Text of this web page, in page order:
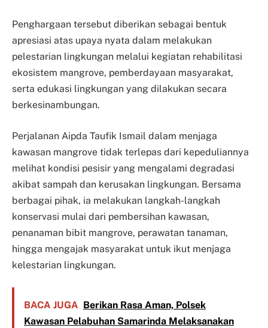
Penghargaan tersebut diberikan sebagai bentuk
apresiasi atas upaya nyata dalam melakukan
pelestarian lingkungan melalui kegiatan rehabilitasi
ekosistem mangrove, pemberdayaan masyarakat,
serta edukasi lingkungan yang dilakukan secara
berkesinambungan.
Perjalanan Aipda Taufik Ismail dalam menjaga
kawasan mangrove tidak terlepas dari kepeduliannya
melihat kondisi pesisir yang mengalami degradasi
akibat sampah dan kerusakan lingkungan. Bersama
berbagai pihak, ia melakukan langkah-langkah
konservasi mulai dari pembersihan kawasan,
penanaman bibit mangrove, perawatan tanaman,
hingga mengajak masyarakat untuk ikut menjaga
kelestarian lingkungan.
BACA JUGA Berikan Rasa Aman, Polsek
Kawasan Pelabuhan Samarinda Melaksanakan